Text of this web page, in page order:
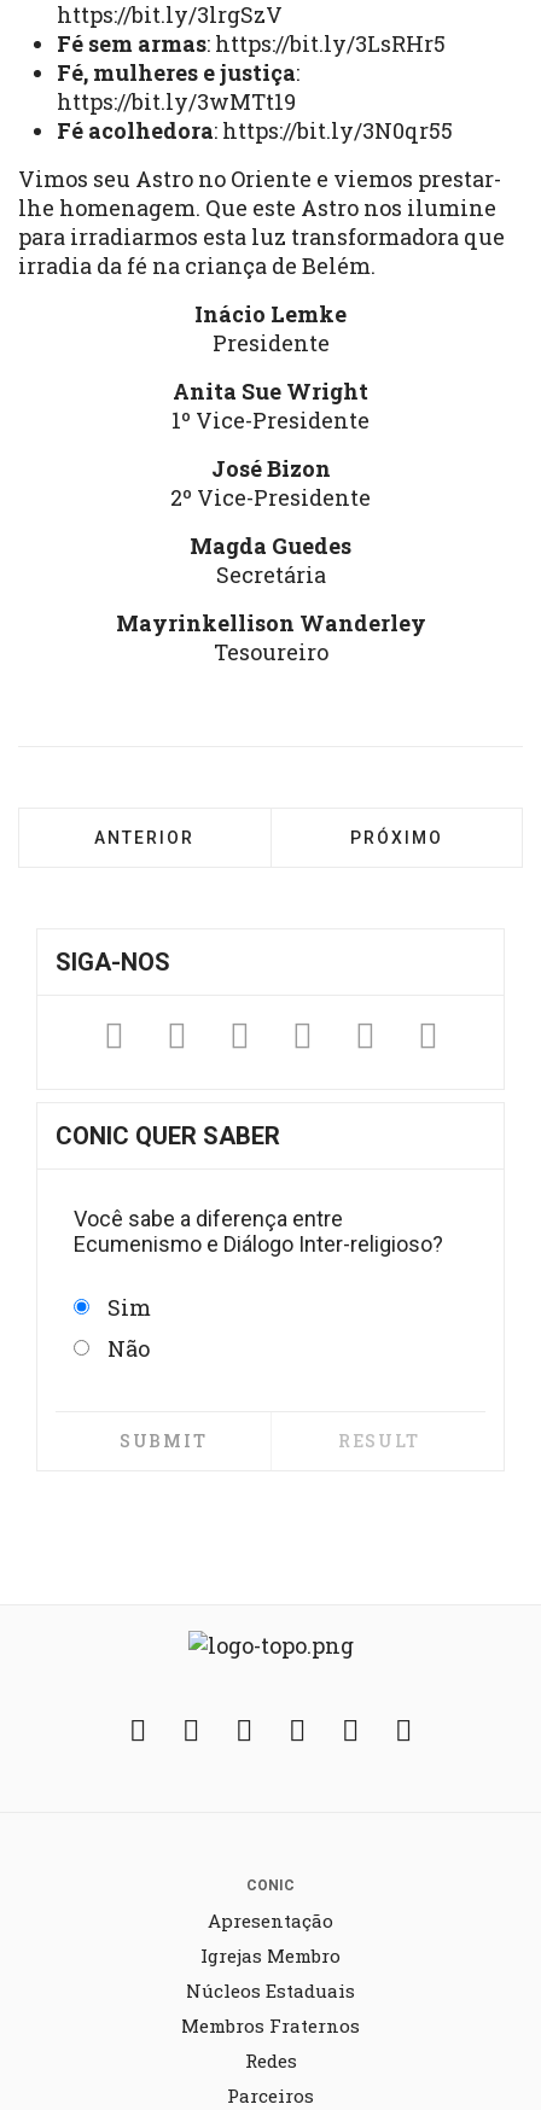
https://bit.ly/3lrgSzV
Fé sem armas: https://bit.ly/3LsRHr5
Fé, mulheres e justiça:
https://bit.ly/3wMTt19
Fé acolhedora: https://bit.ly/3N0qr55
Vimos seu Astro no Oriente e viemos prestar-
lhe homenagem. Que este Astro nos ilumine
para irradiarmos esta luz transformadora que
irradia da fé na criança de Belém.
Inácio Lemke
Presidente
Anita Sue Wright
1º Vice-Presidente
José Bizon
2º Vice-Presidente
Magda Guedes
Secretária
Mayrinkellison Wanderley
Tesoureiro
ARTIGO ANTERIOR: ELEITA A NOVA
ANTERIOR PRÓXIMO ARTIGO:
PRÓXIMO
SIGA-NOS
FacebookTwitterInstagram
YouTube
Fickr
CONIC QUER SABER
Você sabe a diferença entre
Ecumenismo e Diálogo Inter-religioso?
Sim
Não
FacebookTwitter Instagram
YouTubeFickr
CONIC
Apresentação
Igrejas Membro
Núcleos Estaduais
Membros Fraternos
Redes
Parceiros